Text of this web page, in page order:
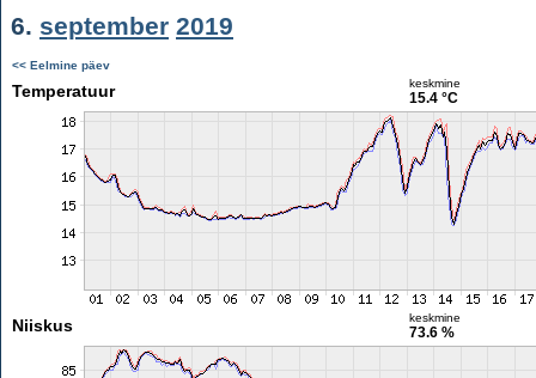
6. september 2019
<< Eelmine päev
Temperatuur keskmine
15.4 °C
Niiskus keskmine
73.6 %